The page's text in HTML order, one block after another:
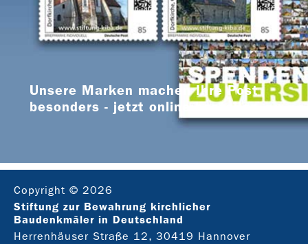
Unsere Marken machen Ihre Post
besonders - jetzt online bestellen
Copyright © 2026
Stiftung zur Bewahrung kirchlicher
Baudenkmäler in Deutschland
Herrenhäuser Straße 12, 30419 Hannover